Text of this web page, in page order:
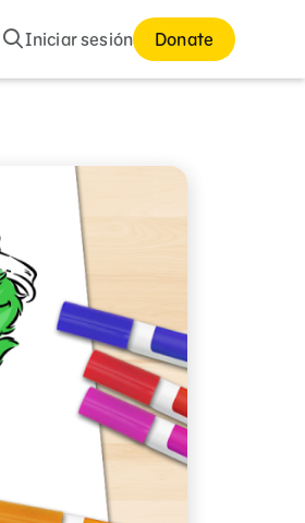
Buscar
Iniciar sesión Donate